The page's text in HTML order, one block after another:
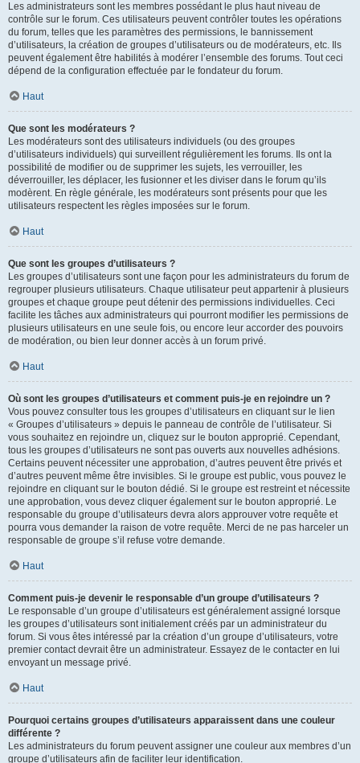
Les administrateurs sont les membres possédant le plus haut niveau de
contrôle sur le forum. Ces utilisateurs peuvent contrôler toutes les opérations
du forum, telles que les paramètres des permissions, le bannissement
d’utilisateurs, la création de groupes d’utilisateurs ou de modérateurs, etc. Ils
peuvent également être habilités à modérer l’ensemble des forums. Tout ceci
dépend de la configuration effectuée par le fondateur du forum.
Haut
Que sont les modérateurs ?
Les modérateurs sont des utilisateurs individuels (ou des groupes
d’utilisateurs individuels) qui surveillent régulièrement les forums. Ils ont la
possibilité de modifier ou de supprimer les sujets, les verrouiller, les
déverrouiller, les déplacer, les fusionner et les diviser dans le forum qu’ils
modèrent. En règle générale, les modérateurs sont présents pour que les
utilisateurs respectent les règles imposées sur le forum.
Haut
Que sont les groupes d’utilisateurs ?
Les groupes d’utilisateurs sont une façon pour les administrateurs du forum de
regrouper plusieurs utilisateurs. Chaque utilisateur peut appartenir à plusieurs
groupes et chaque groupe peut détenir des permissions individuelles. Ceci
facilite les tâches aux administrateurs qui pourront modifier les permissions de
plusieurs utilisateurs en une seule fois, ou encore leur accorder des pouvoirs
de modération, ou bien leur donner accès à un forum privé.
Haut
Où sont les groupes d’utilisateurs et comment puis-je en rejoindre un ?
Vous pouvez consulter tous les groupes d’utilisateurs en cliquant sur le lien
« Groupes d’utilisateurs » depuis le panneau de contrôle de l’utilisateur. Si
vous souhaitez en rejoindre un, cliquez sur le bouton approprié. Cependant,
tous les groupes d’utilisateurs ne sont pas ouverts aux nouvelles adhésions.
Certains peuvent nécessiter une approbation, d’autres peuvent être privés et
d’autres peuvent même être invisibles. Si le groupe est public, vous pouvez le
rejoindre en cliquant sur le bouton dédié. Si le groupe est restreint et nécessite
une approbation, vous devez cliquer également sur le bouton approprié. Le
responsable du groupe d’utilisateurs devra alors approuver votre requête et
pourra vous demander la raison de votre requête. Merci de ne pas harceler un
responsable de groupe s’il refuse votre demande.
Haut
Comment puis-je devenir le responsable d’un groupe d’utilisateurs ?
Le responsable d’un groupe d’utilisateurs est généralement assigné lorsque
les groupes d’utilisateurs sont initialement créés par un administrateur du
forum. Si vous êtes intéressé par la création d’un groupe d’utilisateurs, votre
premier contact devrait être un administrateur. Essayez de le contacter en lui
envoyant un message privé.
Haut
Pourquoi certains groupes d’utilisateurs apparaissent dans une couleur
différente ?
Les administrateurs du forum peuvent assigner une couleur aux membres d’un
groupe d’utilisateurs afin de faciliter leur identification.